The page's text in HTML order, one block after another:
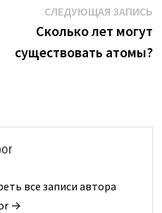
СЛЕДУЮЩАЯ ЗАПИСЬ
Сколько лет могут
существовать атомы?
все записи автора
→